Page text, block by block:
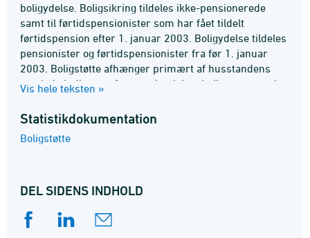
boligydelse. Boligsikring tildeles ikke-pensionerede
samt til førtidspensionister som har fået tildelt
førtidspension efter 1. januar 2003. Boligydelse tildeles
pensionister og førtidspensionister fra før 1. januar
2003. Boligstøtte afhænger primært af husstandens
samlede indkomst, formue, huslejen, boligens størrelse
og andelshavere kan tildeles boligydelse i form af lån.
emnesiden
Vis hele teksten »
Statistik­dokumentation
Boligstøtte
DEL SIDENS INDHOLD